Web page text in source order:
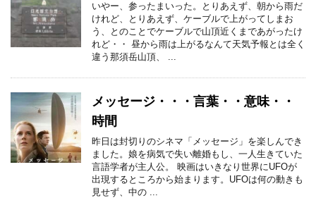
いやー、参ったまいった。とりあえず、朝から雨だ
けれど、とりあえず、ケーブルで上がってしまお
う、とのことでケーブルで山頂近くまであがったけ
れど・・ 昼から雨は上がるなんて天気予報とは全く
違う那須岳山頂、 ...
メッセージ・・・言葉・・意味・・
時間
昨日は封切りのシネマ「メッセージ」を楽しんでき
ました。娘を病気で失い離婚もし、一人生きていた
言語学者が主人公。 映画はいきなり世界にUFOが
出現するところから始まります。UFOは何の動きも
見せず、中の ...